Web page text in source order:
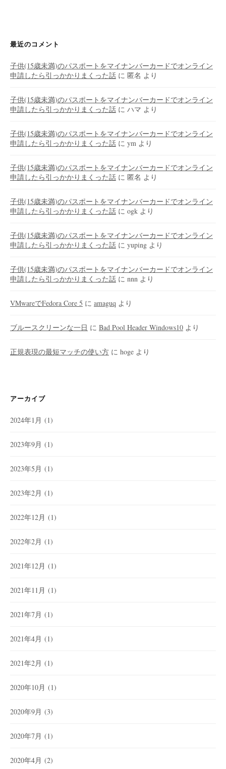
最近のコメント
子供(15歳未満)のパスポートをマイナンバーカードでオンライン
申請したら引っかかりまくった話 に 匿名 より
子供(15歳未満)のパスポートをマイナンバーカードでオンライン
申請したら引っかかりまくった話 に ハマ より
子供(15歳未満)のパスポートをマイナンバーカードでオンライン
申請したら引っかかりまくった話 に ym より
子供(15歳未満)のパスポートをマイナンバーカードでオンライン
申請したら引っかかりまくった話 に 匿名 より
子供(15歳未満)のパスポートをマイナンバーカードでオンライン
申請したら引っかかりまくった話 に ogk より
子供(15歳未満)のパスポートをマイナンバーカードでオンライン
申請したら引っかかりまくった話 に yuping より
子供(15歳未満)のパスポートをマイナンバーカードでオンライン
申請したら引っかかりまくった話 に nnn より
VMwareでFedora Core 5 に amaguq より
ブルースクリーンな一日 に Bad Pool Header Windows10 より
正規表現の最短マッチの使い方 に hoge より
アーカイブ
2024年1月 (1)
2023年9月 (1)
2023年5月 (1)
2023年2月 (1)
2022年12月 (1)
2022年2月 (1)
2021年12月 (1)
2021年11月 (1)
2021年7月 (1)
2021年4月 (1)
2021年2月 (1)
2020年10月 (1)
2020年9月 (3)
2020年7月 (1)
2020年4月 (2)